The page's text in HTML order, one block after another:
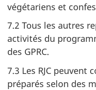
végétariens et
7.2 Tous les autres
activités du
des GPRC.
7.3 Les RJC peuvent
préparés selon des